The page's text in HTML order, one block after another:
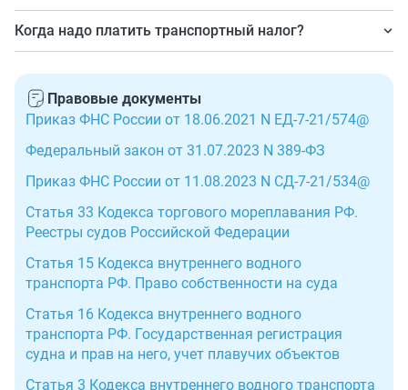
судном. Расчет транспортного налога у организации
зависит от типа водного транспортного средства: ТС с
двигателем, несамоходное (буксируемое) судно или
прочее ТС без двигателей.
Это региональное налоговое обязательство. Ставки,
зависимости от типа вашего судна, который указан в
документах на ТС, и его мощности в лошадиных силах
Когда надо платить транспортный налог?
учетом уплаченных авансовых платежей, если их надо
платить в вашем регионе. Годовой платеж проводят не
вносят до 28-го числа следующего месяца после
отчетного квартала — до 28 апреля, 28 июля и 28
октября.
Правовые документы
Приказ ФНС России от 18.06.2021 N ЕД-7-21/574@
Федеральный закон от 31.07.2023 N 389-ФЗ
Приказ ФНС России от 11.08.2023 N СД-7-21/534@
Статья 33 Кодекса торгового мореплавания РФ.
Реестры судов Российской Федерации
Статья 15 Кодекса внутреннего водного
транспорта РФ. Право собственности на суда
Статья 16 Кодекса внутреннего водного
транспорта РФ. Государственная регистрация
судна и прав на него, учет плавучих объектов
Статья 3 Кодекса внутреннего водного транспорта